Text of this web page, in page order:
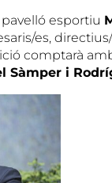
esportiu
es,
comptarà
Sàmper i